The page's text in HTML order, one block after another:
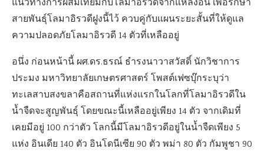
แนวทางการผสมเทียมกับโลมาอิรวดีจากแหล่งอื่น เพื่อรักษา
สายพันธุ์โลมาอิรวดีฝูงนี้ไว้ ควบคู่กับแผนระยะสั้นที่ให้ดูแล
ความปลอดภัยโลมาอิรวดี 14 ตัวที่เหลืออยู่
อนึ่ง ก่อนหน้านี้ ผศ.ดร.ธรณ์ ธำรงนาวาสวัสดิ์ นักวิชาการ
ประมง มหาวิทยาลัยเกษตรศาสตร์ โพสต์เฟซบุ๊กระบุว่า
ทะเลสาบสงขลาคือสถานที่แห่งแรกในโลกที่โลมาอิรวดีใน
น้ำจืดจะสูญพันธุ์ โดยขณะนี้เหลืออยู่เพียง 14 ตัว จากเดิมที่
เคยมีอยู่ 100 กว่าตัว โลกนี้มีโลมาอิรวดีอยู่ในน้ำจืดเพียง 5
แห่ง อินเดีย 140 ตัว อินโดนีเซีย 90 ตัว พม่า 80 ตัว กัมพูชา 90